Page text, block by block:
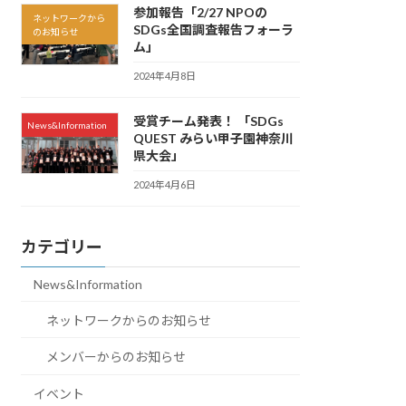
ネットワークから
のお知らせ
参加報告「2/27 NPOの
SDGs全国調査報告フォーラ
ム」
2024年4月8日
News&Information
受賞チーム発表！ 「SDGs
QUEST みらい甲子園神奈川
県大会」
2024年4月6日
カテゴリー
News&Information
ネットワークからのお知らせ
メンバーからのお知らせ
イベント